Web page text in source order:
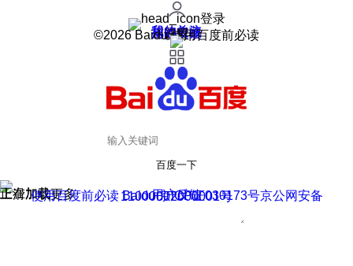
登录
我的关注
我的收藏
皮肤中心
用户反馈
设置
©2026 Baidu 使用百度前必读
百度一下
正在加载
上滑加载更多 用户反馈
使用百度前必读 Baidu 京ICP证030173号
京公网安备11000002000001号